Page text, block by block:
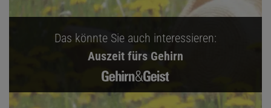
Das könnte Sie auch interessieren:
Auszeit fürs Gehirn